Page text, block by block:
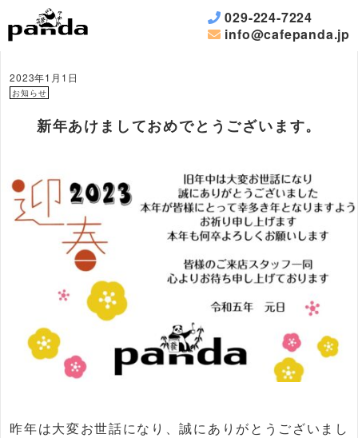
029-224-7224
info@cafepanda.jp
2023年1月1日
お知らせ
新年あけましておめでとうございます。
昨年は大変お世話になり、誠にありがとうございまし